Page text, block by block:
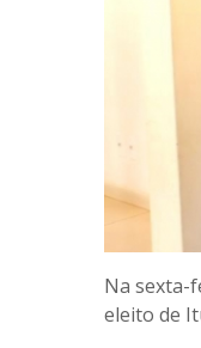
Na sexta-
eleito de